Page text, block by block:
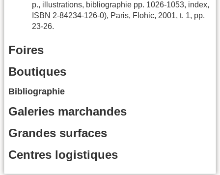
p., illustrations, bibliographie pp. 1026-1053, index,
ISBN 2-84234-126-0), Paris, Flohic, 2001, t. 1, pp.
23-26.
Foires
Boutiques
Bibliographie
Galeries marchandes
Grandes surfaces
Centres logistiques